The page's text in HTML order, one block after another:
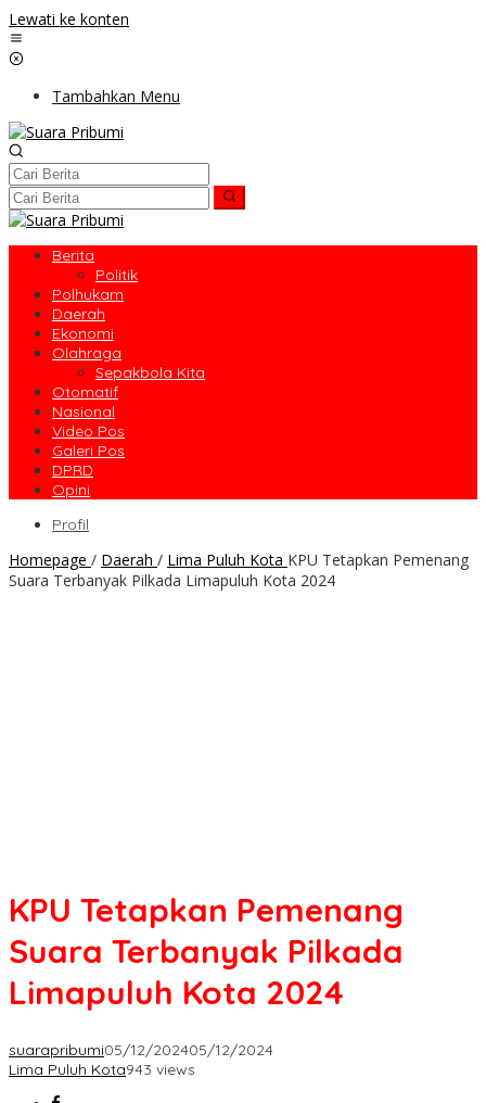
Lewati ke konten
Tambahkan Menu
Berita
Politik
Polhukam
Daerah
Ekonomi
Olahraga
Sepakbola Kita
Otomatif
Nasional
Video Pos
Galeri Pos
DPRD
Opini
Profil
Homepage / Daerah / Lima Puluh Kota KPU Tetapkan Pemenang
Suara Terbanyak Pilkada Limapuluh Kota 2024
KPU Tetapkan Pemenang
Suara Terbanyak Pilkada
Limapuluh Kota 2024
suarapribumi05/12/202405/12/2024
Lima Puluh Kota943 views